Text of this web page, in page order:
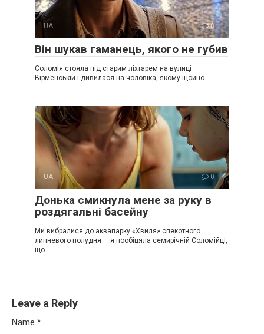
UA 0
Він шукав гаманець, якого не губив
Соломія стояла під старим ліхтарем на вулиці
Вірменській і дивилася на чоловіка, якому щойно
UA 0
Донька смикнула мене за руку в
роздягальні басейну
Ми вибралися до аквапарку «Хвиля» спекотного
липневого полудня — я пообіцяла семирічній Соломійці,
що
Leave a Reply
Name *